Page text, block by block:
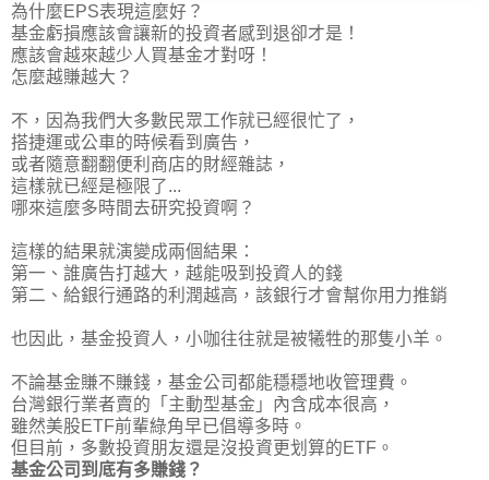
為什麼EPS表現這麼好？
基金虧損應該會讓新的投資者感到退卻才是！
應該會越來越少人買基金才對呀！
怎麼越賺越大？
不，因為我們大多數民眾工作就已經很忙了，
搭捷運或公車的時候看到廣告，
或者隨意翻翻便利商店的財經雜誌，
這樣就已經是極限了...
哪來這麼多時間去研究投資啊？
這樣的結果就演變成兩個結果：
第一、誰廣告打越大，越能吸到投資人的錢
第二、 給銀行通路的利潤越高，該銀行才會幫你用力推銷
也因此，基金投資人，小咖往往就是被犧牲的那隻小羊。
不論基金賺不賺錢，基金公司都能穩穩地收管理費。
台灣銀行業者賣的「主動型基金」內含成本很高，
雖然美股ETF前輩綠角早已倡導多時。
但目前，多數投資朋友還是沒投資更划算的ETF。
基金公司到底有多賺錢？